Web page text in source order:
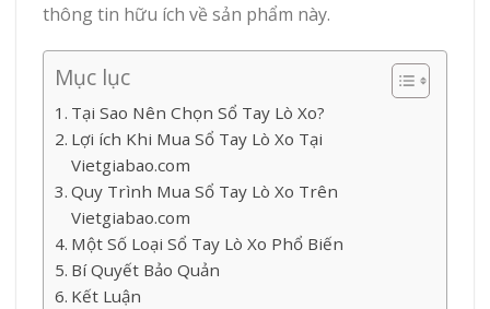
thông tin hữu ích về sản phẩm này.
Mục lục
Tại Sao Nên Chọn Sổ Tay Lò Xo?
Lợi ích Khi Mua Sổ Tay Lò Xo Tại
Vietgiabao.com
Quy Trình Mua Sổ Tay Lò Xo Trên
Vietgiabao.com
Một Số Loại Sổ Tay Lò Xo Phổ Biến
Bí Quyết Bảo Quản
Kết Luận